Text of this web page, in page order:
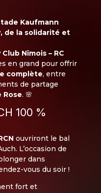
Kaufmann
de la solidarité et
Club Nîmois – RC
en grand pour offrir
complète, entre
de partage
Rose. 🌸
100 %
ouvriront le bal
L’occasion de
dans
vous du soir !
fort et